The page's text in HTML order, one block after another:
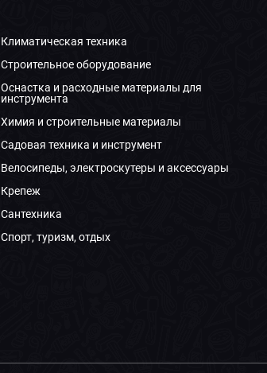
Климатическая техника
Строительное оборудование
Оснастка и расходные материалы для
инструмента
Химия и строительные материалы
Садовая техника и инструмент
Велосипеды, электроскутеры и аксессуары
Крепеж
Сантехника
Спорт, туризм, отдых